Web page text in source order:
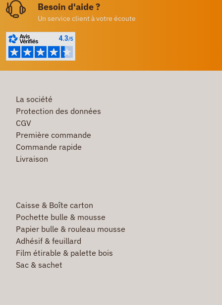
Besoin d'aide ?
Un service client à votre écoute
La société
Protection des données
CGV
Première commande
Commande rapide
Livraison
Caisse & Boîte carton
Pochette bulle & mousse
Papier bulle & rouleau mousse
Adhésif & feuillard
Film étirable & palette bois
Sac & sachet